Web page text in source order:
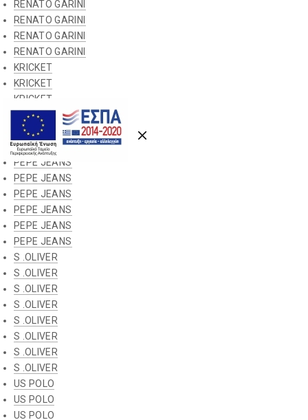
RENATO GARINI
RENATO GARINI
RENATO GARINI
RENATO GARINI
KRICKET
KRICKET
KRICKET
KRICKET
KRICKET
KRICKET
PEPE JEANS
PEPE JEANS
PEPE JEANS
PEPE JEANS
PEPE JEANS
PEPE JEANS
S .OLIVER
S .OLIVER
S .OLIVER
S .OLIVER
S .OLIVER
S .OLIVER
S .OLIVER
S .OLIVER
US POLO
US POLO
US POLO
Previous